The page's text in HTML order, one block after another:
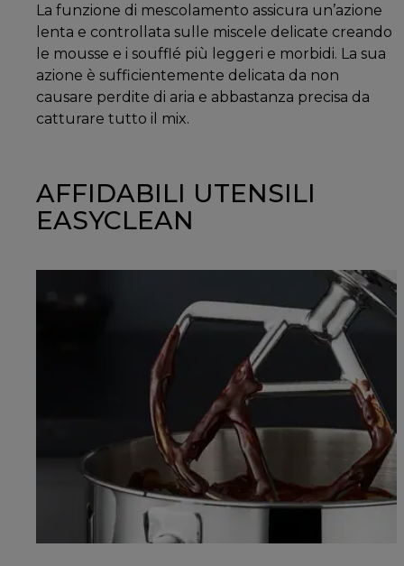
La funzione di mescolamento assicura un’azione
lenta e controllata sulle miscele delicate creando
le mousse e i soufflé più leggeri e morbidi. La sua
azione è sufficientemente delicata da non
causare perdite di aria e abbastanza precisa da
catturare tutto il mix.
AFFIDABILI UTENSILI
EASYCLEAN